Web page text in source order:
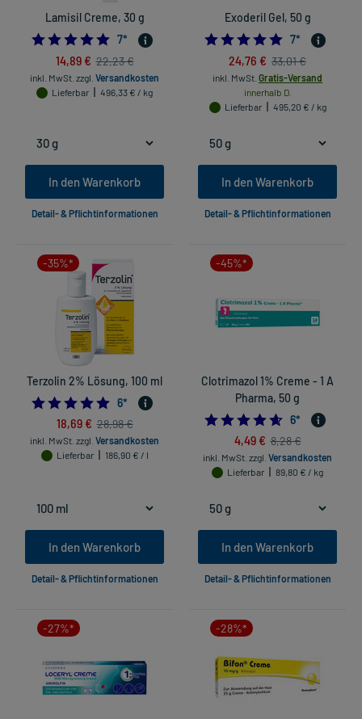
Lamisil Creme, 30 g
5.0
7*
14,89 € 22,23 €
inkl. MwSt. zzgl. Versandkosten
Lieferbar
496,33 € / kg
In den Warenkorb
Detail- & Pflichtinformationen
Exoderil Gel, 50 g
5.0
7*
24,76 € 33,01 €
inkl. MwSt. Gratis-Versand
innerhalb D.
Lieferbar
495,20 € / kg
In den Warenkorb
Detail- & Pflichtinformationen
-35%*
Terzolin 2% Lösung, 100 ml
5.0
6*
18,69 € 28,98 €
inkl. MwSt. zzgl. Versandkosten
Lieferbar
186,90 € / l
In den Warenkorb
Detail- & Pflichtinformationen
-45%*
Clotrimazol 1% Creme - 1 A
Pharma, 50 g
6*
4,49 € 8,28 €
inkl. MwSt. zzgl. Versandkosten
Lieferbar
89,80 € / kg
In den Warenkorb
Detail- & Pflichtinformationen
-27%* -28%*